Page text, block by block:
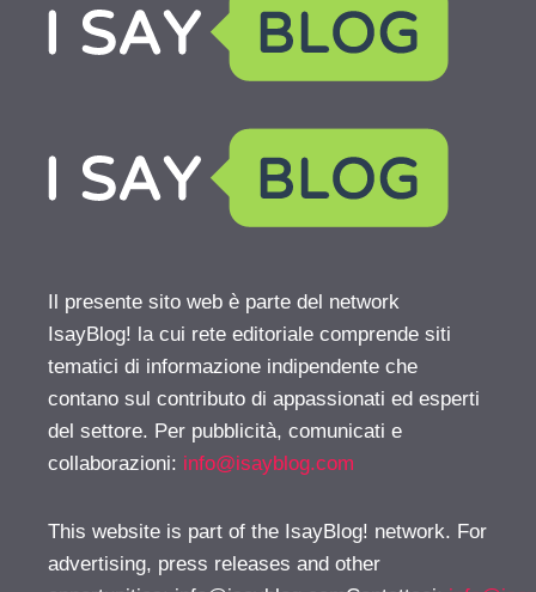
Il presente sito web è parte del network
IsayBlog! la cui rete editoriale comprende siti
tematici di informazione indipendente che
contano sul contributo di appassionati ed esperti
del settore. Per pubblicità, comunicati e
collaborazioni: info@isayblog.com
This website is part of the IsayBlog! network. For
advertising, press releases and other